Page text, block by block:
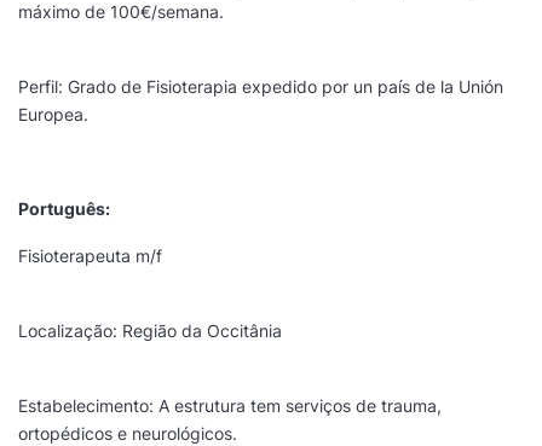
máximo de 100€/semana.
Perfil: Grado de Fisioterapia expedido por un país de la Unión
Europea.
Português:
Fisioterapeuta m/f
Localização: Região da Occitânia
Estabelecimento: A estrutura tem serviços de trauma,
ortopédicos e neurológicos.